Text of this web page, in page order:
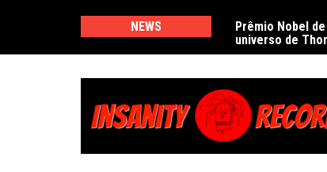
conteúdo
NEWS
Prêmio Nobel
universo de